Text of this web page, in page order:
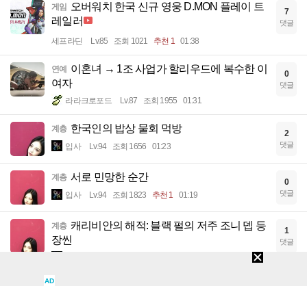
게임
오버워치 한국 신규 영웅 D.MON 플레이 트
레일러
세프라딘 Lv.85 조회 1021 추천 1 01:38
7
댓글
연예
이혼녀 → 1조 사업가 할리우드에 복수한 이
여자
라라크로포드 Lv.87 조회 1955 01:31
0
댓글
계층 한국인의 밥상 물회 먹방
입사 Lv.94 조회 1656 01:23
2
댓글
계층 서로 민망한 순간
입사 Lv.94 조회 1823 추천 1 01:19
0
댓글
계층 캐리비안의 해적: 블랙 펄의 저주 조니 뎁 등
장씬
1
댓글
AD